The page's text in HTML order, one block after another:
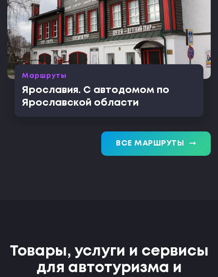
Маршруты
Ярославия. С автодомом по
Ярославской области
ВСЕ МАРШРУТЫ trending_flat
Товары, услуги и сервисы
для автотуризма и